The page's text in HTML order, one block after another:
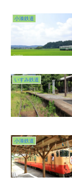
小湊鉄道
いすみ鉄道
小湊鉄道